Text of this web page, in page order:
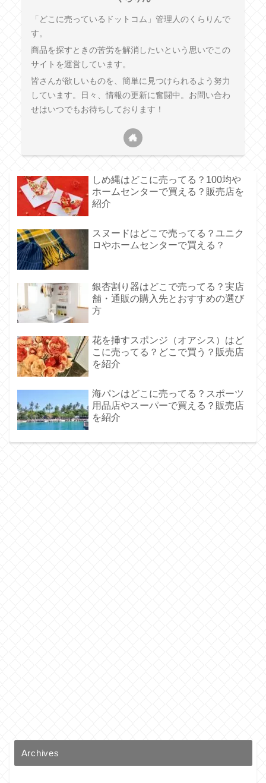
「どこに売っているドットコム」管理人のくらりんで
す。
商品を探すときの苦労を解消したいという思いでこの
サイトを運営しています。
皆さんが欲しいものを、簡単に見つけられるよう努力
しています。日々、情報の更新に奮闘中。お問い合わ
せはいつでもお待ちしております！
しめ縄はどこに売ってる？100均や
ホームセンターで買える？販売店を
紹介
スヌードはどこで売ってる？ユニク
ロやホームセンターで買える？
銀杏割り器はどこで売ってる？実店
舗・通販の購入先とおすすめの選び
方
花を挿すスポンジ（オアシス）はど
こに売ってる？どこで買う？販売店
を紹介
海パンはどこに売ってる？スポーツ
用品店やスーパーで買える？販売店
を紹介
Archives